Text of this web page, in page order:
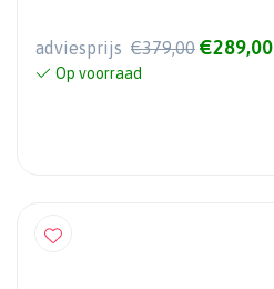
adviesprijs €379,00 €289,00
Op voorraad